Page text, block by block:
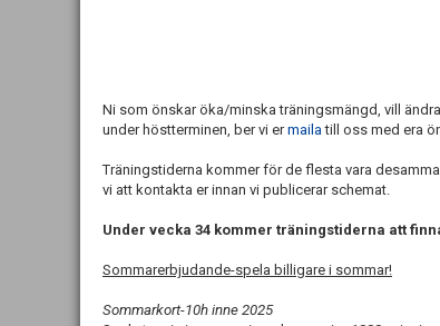
Ni som önskar öka/minska träningsmängd, vill
under höstterminen, ber vi ermailatill oss med era
Träningstiderna kommer för de flesta vara
vi att kontakta er innan vi publicerar schemat.
Under vecka 34 kommer träningstiderna att
Sommarerbjudande-spela billigare i sommar!
Sommarkort-10h inne 2025